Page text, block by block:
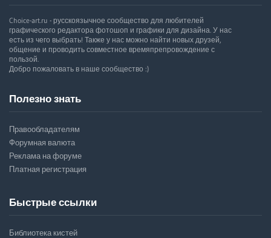
Choice-art.ru - русскоязычное сообщество для любителей
графического редактора фотошоп и графики для дизайна. У нас
есть из чего выбрать! Также у нас можно найти новых друзей,
общение и проводить совместное времяпрепровождение с
пользой.
Добро пожаловать в наше сообщество :)
Полезно знать
Правообладателям
Форумная валюта
Реклама на форуме
Платная регистрация
Быстрые ссылки
Библиотека кистей